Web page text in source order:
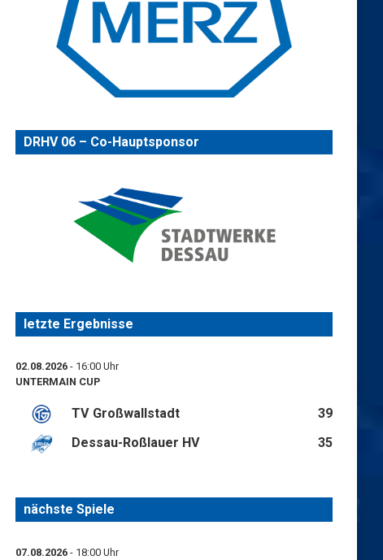
DRHV 06 – Co-Hauptsponsor
letzte Ergebnisse
02.08.2026 - 16:00 Uhr
UNTERMAIN CUP
TV Großwallstadt
39
Dessau-Roßlauer HV
35
nächste Spiele
07.08.2026 - 18:00 Uhr